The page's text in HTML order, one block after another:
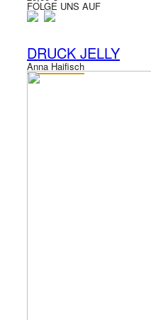
FOLGE UNS AUF
DRUCK JELLY
Anna Haifisch